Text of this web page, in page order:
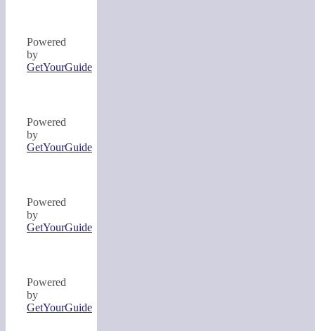
Powered
by
GetYourGuide
Powered
by
GetYourGuide
Powered
by
GetYourGuide
Powered
by
GetYourGuide